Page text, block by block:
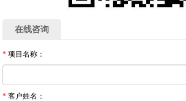
在线咨询
* 项目名称：
* 客户姓名：